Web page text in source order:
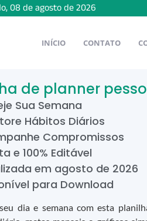
,08deagostode2026
INÍCIO CONTATO
de planner
Sua Semana
Hábitos Diários
Compromissos
e 100% Editável
em agosto de 2026
para Download
dia e semana com esta